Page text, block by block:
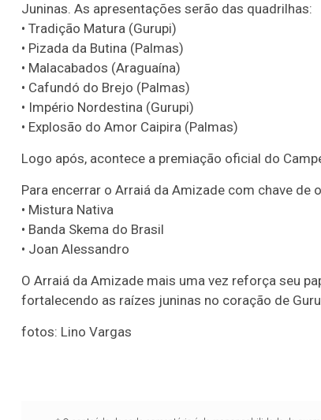
Juninas. As apresentações serão das quadrilhas:
• Tradição Matura (Gurupi)
• Pizada da Butina (Palmas)
• Malacabados (Araguaína)
• Cafundó do Brejo (Palmas)
• Império Nordestina (Gurupi)
• Explosão do Amor Caipira (Palmas)
Logo após, acontece a premiação oficial do
Para encerrar o Arraiá da Amizade com chave de
• Mistura Nativa
• Banda Skema do Brasil
• Joan Alessandro
O Arraiá da Amizade mais uma vez reforça seu
fortalecendo as raízes juninas no coração de
fotos: Lino Vargas